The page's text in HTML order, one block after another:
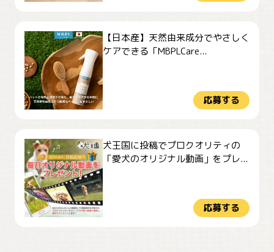
【日本産】天然由来成分でやさしく
ケアできる「MBPLCare...
応募する
犬王国に投稿でプロクオリティの
「愛犬のオリジナル動画」をプレ...
応募する